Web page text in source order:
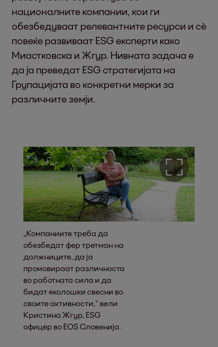
националните компании, кои ги
обезбедуваат релевантните ресурси и сè
повеќе развиваат ESG експерти како
Миастковска и Жгур. Нивната задача е
да ја преведат ESG стратегијата на
Групацијата во конкретни мерки за
различните земји.
„Компаниите треба да
обезбедат фер третман на
должниците, да ја
промовираат различноста
во работната сила и да
бидат еколошки свесни во
своите активности,“ вели
Кристина Жгур, ESG
офицер во EOS Словенија.